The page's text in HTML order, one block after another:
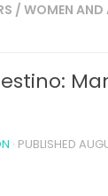
/ WOMEN AND
· PUBLISHED